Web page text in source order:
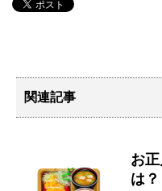
関連記事
お
は？